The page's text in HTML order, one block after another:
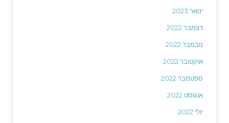
ינואר 2023
דצמבר 2022
נובמבר 2022
אוקטובר 2022
ספטמבר 2022
אוגוסט 2022
יולי 2022